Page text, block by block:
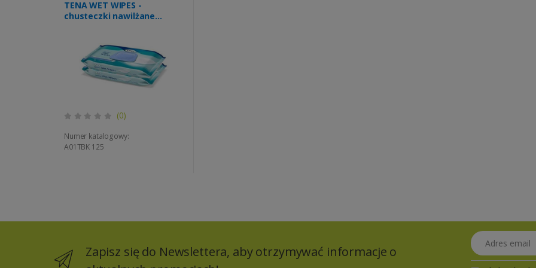
TENA WET WIPES -
chusteczki nawilżane
(0)
Numer katalogowy:
A01TBK 125
Zapisz się do Newslettera, aby otrzymywać informacje o
Adres email